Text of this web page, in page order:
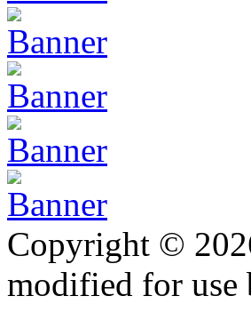
Copyright ©
modified for use